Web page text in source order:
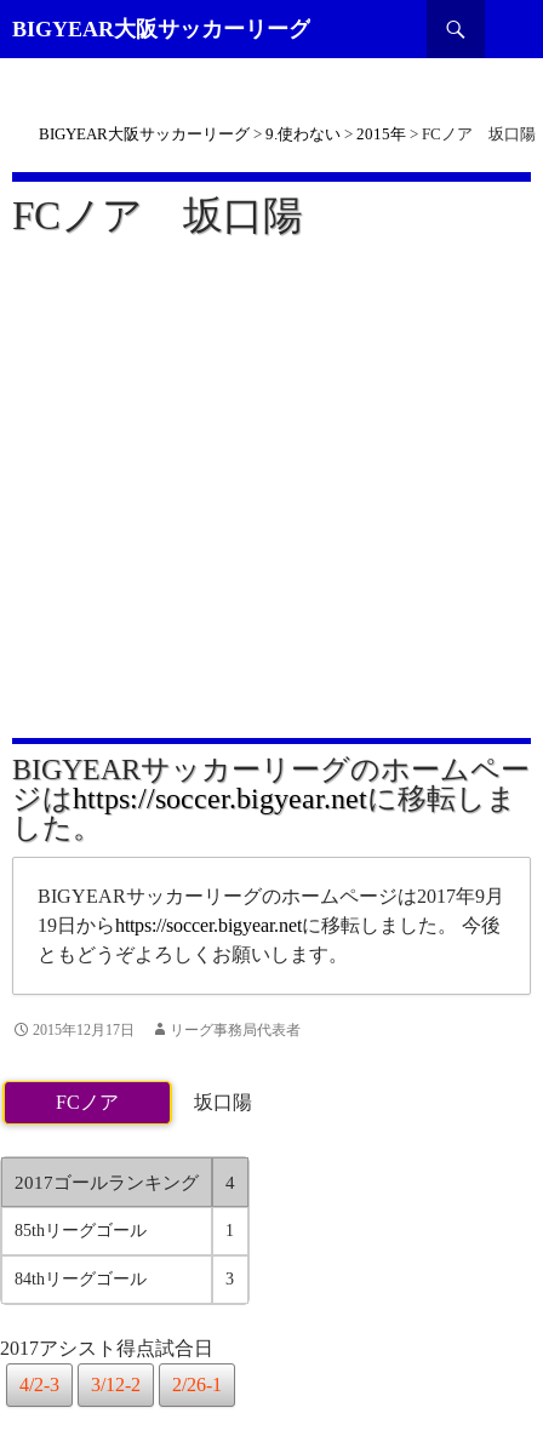
BIGYEAR大阪サッカーリーグ
索
BIGYEAR大阪サッカーリーグ > 9.使わない > 2015年 > FCノア 坂口陽
FCノア 坂口陽
BIGYEARサッカーリーグのホームペー
ジはhttps://soccer.bigyear.netに移転しま
した。
BIGYEARサッカーリーグのホームページは2017年9月
19日からhttps://soccer.bigyear.netに移転しました。 今後
ともどうぞよろしくお願いします。
2015年12月17日 リーグ事務局代表者
FCノア 坂口陽
2017ゴールランキング 4
85thリーグゴール 1
84thリーグゴール 3
2017アシスト得点試合日
4/2-3
3/12-2 2/26-1